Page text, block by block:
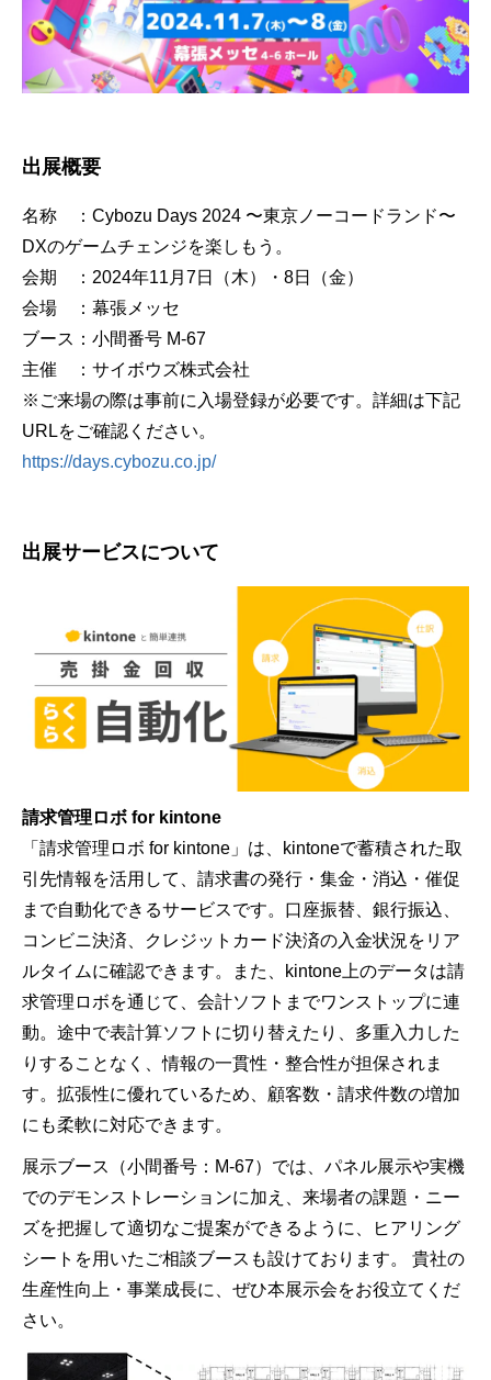
出展概要
名称 ：Cybozu Days 2024 〜東京ノーコードランド〜
DXのゲームチェンジを楽しもう。
会期 ：2024年11月7日（木）・8日（金）
会場 ：幕張メッセ
ブース：小間番号 M-67
主催 ：サイボウズ株式会社
※ご来場の際は事前に入場登録が必要です。詳細は下記
URLをご確認ください。
https://days.cybozu.co.jp/
出展サービスについて
請求管理ロボ for kintone
「請求管理ロボ for kintone」は、kintoneで蓄積された取
引先情報を活用して、請求書の発行・集金・消込・催促
まで自動化できるサービスです。口座振替、銀行振込、
コンビニ決済、クレジットカード決済の入金状況をリア
ルタイムに確認できます。また、kintone上のデータは請
求管理ロボを通じて、会計ソフトまでワンストップに連
動。途中で表計算ソフトに切り替えたり、多重入力した
りすることなく、情報の一貫性・整合性が担保されま
す。拡張性に優れているため、顧客数・請求件数の増加
にも柔軟に対応できます。
展示ブース（小間番号：M-67）では、パネル展示や実機
でのデモンストレーションに加え、来場者の課題・ニー
ズを把握して適切なご提案ができるように、ヒアリング
シートを用いたご相談ブースも設けております。 貴社の
生産性向上・事業成長に、ぜひ本展示会をお役立てくだ
さい。